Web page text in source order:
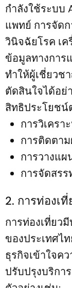
กำลังใช้ระบบ
แพทย์ การจัด
วินิจฉัยโรค เค
ข้อมูลทางการ
ทำให้ผู้เชี่ยวช
ตัดสินใจได้อย่
สิทธิประโยชน์
การวิเครา
การติดตา
การวางแ
การจัดสร
2. การท่องเที่
การท่องเที่ยว
ของประเทศไ
ธุรกิจเข้าใจค
ปรับปรุงบริกา